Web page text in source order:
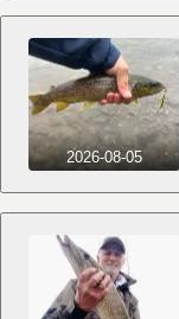
2026-08-05